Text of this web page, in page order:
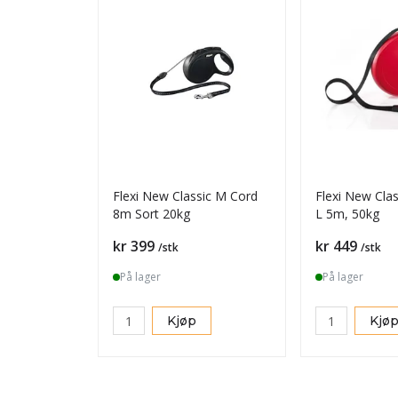
Flexi New Classic M Cord
8m Sort 20kg
Pris
kr 399 /stk
På lager
Kjøp
Flexi New
L 5m, 50kg
Pris
kr 449 /stk
På lager
Kjøp